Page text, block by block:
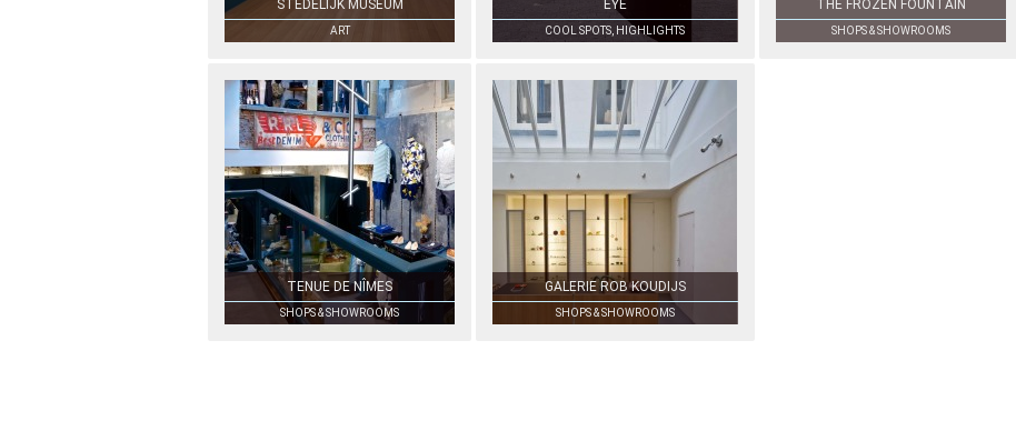
STEDELIJK MUSEUM
ART
EYE
COOL SPOTS, HIGHLIGHTS
THE FROZEN FOUNTAIN
SHOPS & SHOWROOMS
TENUE DE NÎMES
SHOPS & SHOWROOMS
GALERIE ROB KOUDIJS
SHOPS & SHOWROOMS